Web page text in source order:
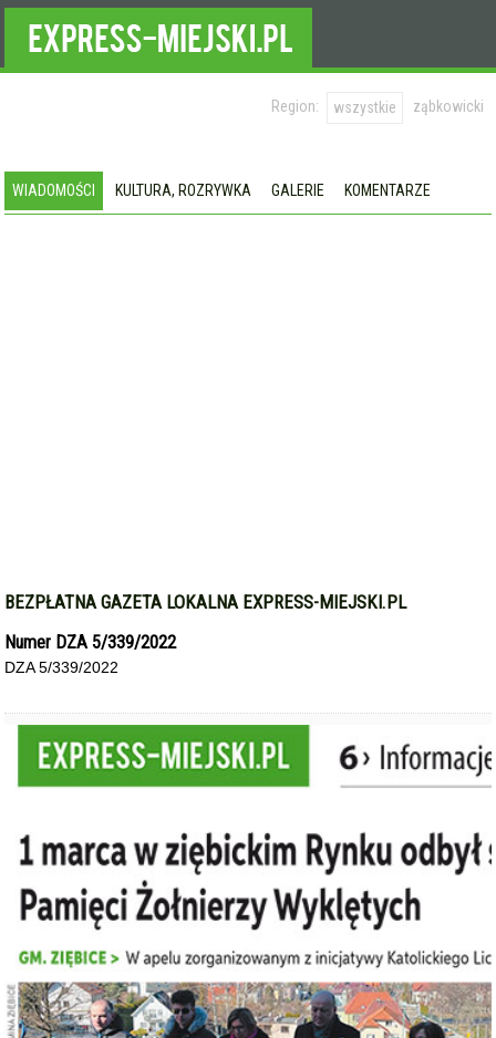
Region: wszystkie ząbkowicki
WIADOMOŚCI KULTURA, ROZRYWKA GALERIE KOMENTARZE
BEZPŁATNA GAZETA LOKALNA EXPRESS-MIEJSKI.PL
Numer DZA 5/339/2022
DZA 5/339/2022